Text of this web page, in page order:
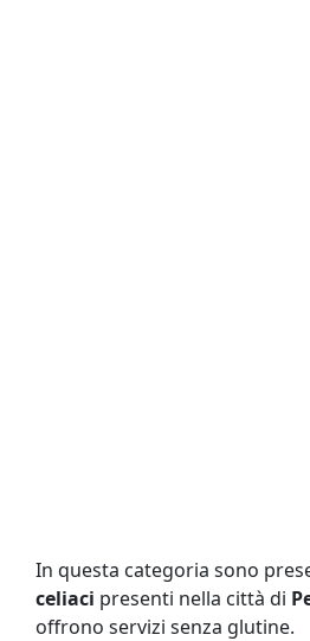
In questa categoria sono
celiaci presenti nella città di
offrono servizi senza glutine.